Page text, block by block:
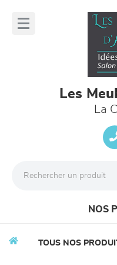
Les
La
NOS
TOUS NOS